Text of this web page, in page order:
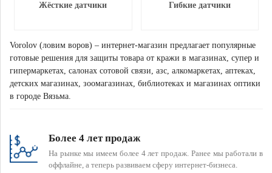
Жёсткие датчики Гибкие датчики
Vorolov (ловим воров) – интернет-магазин предлагает популярные
готовые решения для защиты товара от кражи в магазинах, супер и
гипермаркетах, салонах сотовой связи, азс, алкомаркетах, аптеках,
детских магазинах, зоомагазинах, библиотеках и магазинах оптики
в городе Вязьма.
Более 4 лет продаж
На рынке мы имеем более 4 лет продаж. Ранее мы работали в
оффлайне, а теперь развиваем сферу интернет-бизнеса.